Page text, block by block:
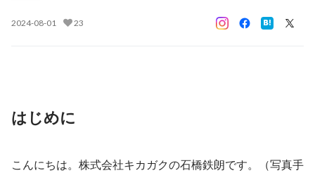
2024-08-01 23
はじめに
こんにちは。株式会社キカガクの石橋鉄朗です。（写真手